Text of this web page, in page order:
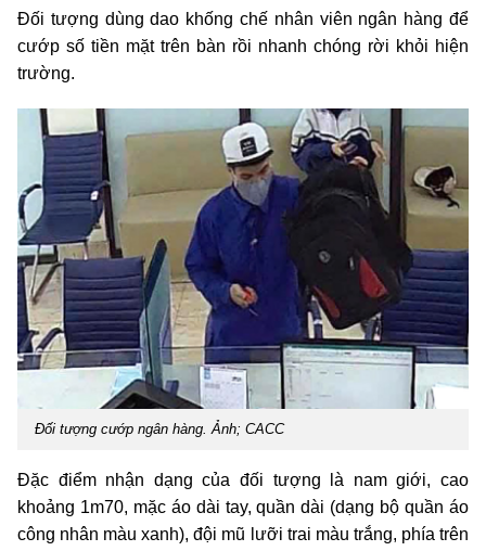
Đối tượng dùng dao khống chế nhân viên ngân hàng để
cướp số tiền mặt trên bàn rồi nhanh chóng rời khỏi hiện
trường.
Đối tượng cướp ngân hàng. Ảnh; CACC
Đặc điểm nhận dạng của đối tượng là nam giới, cao
khoảng 1m70, mặc áo dài tay, quần dài (dạng bộ quần áo
công nhân màu xanh), đội mũ lưỡi trai màu trắng, phía trên